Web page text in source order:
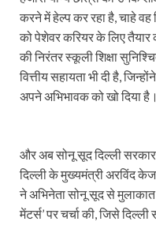
करने में हेल्प कर रहा है, चाहे वह
को पेशेवर करियर के लिए
की निरंतर स्कूली शिक्षा
वित्तीय सहायता भी दी है,
अपने अभिभावक को खो दिया है।
और अब सोनू सूद दिल्ली सरकार
दिल्ली के मुख्यमंत्री अरविंद
ने अभिनेता सोनू सूद से
मेंटर्स’ पर चर्चा की, जिसे